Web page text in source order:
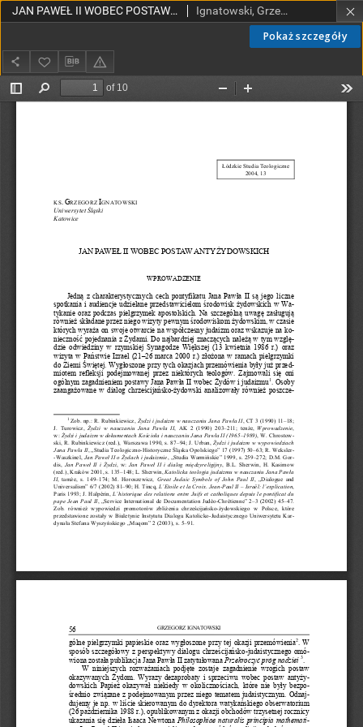
Pokaż szczegóły
JAN PAWEŁ II WOBEC POSTAW ANTYŻYDOWSKICH Ignatowski, Grzegorz, ks.